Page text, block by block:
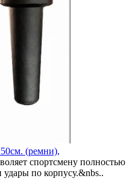
(ремни),
спортсмену полностью
удары по корпусу.&nbs..